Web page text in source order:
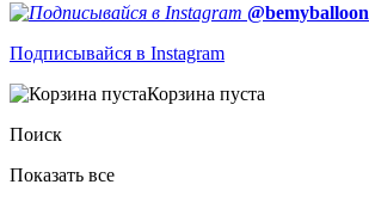
@bemyballoon
Подписывайся в Instagram
Корзина пуста
Поиск
Показать все